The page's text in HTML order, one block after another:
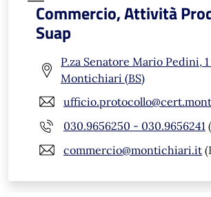
Commercio, Attività
Suap
P.za Senatore Mario Pedini, 1
Montichiari (BS)
030.9656250 - 030.9656241
commercio@montichiari.it